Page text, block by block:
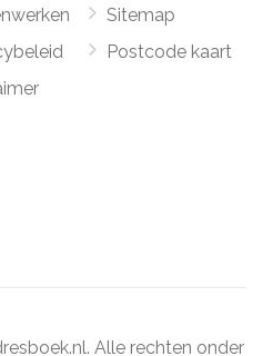
Sitemap
Postcode kaart
Alle rechten onder